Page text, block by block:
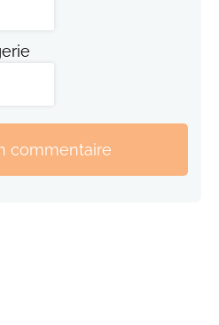
commentaire